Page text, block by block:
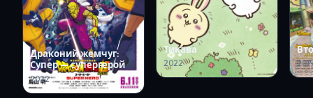
Драконий жемчуг:
Супер — супергерой
2022
Тикава
2022